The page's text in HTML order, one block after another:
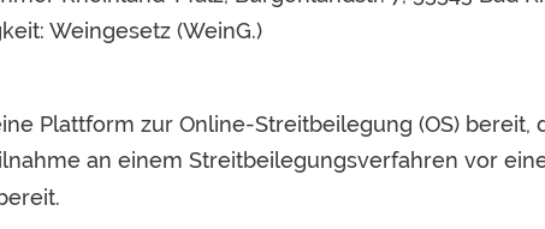
Weingesetz (WeinG.)
Plattform zur Online-Streitbeilegung (OS) bereit,
an einem Streitbeilegungsverfahren vor